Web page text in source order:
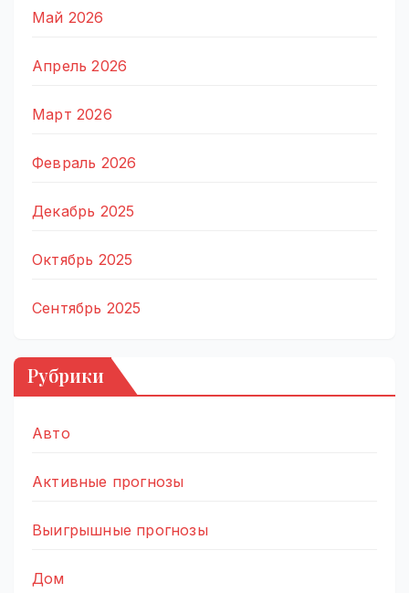
Май 2026
Апрель 2026
Март 2026
Февраль 2026
Декабрь 2025
Октябрь 2025
Сентябрь 2025
Рубрики
Авто
Активные прогнозы
Выигрышные прогнозы
Дом